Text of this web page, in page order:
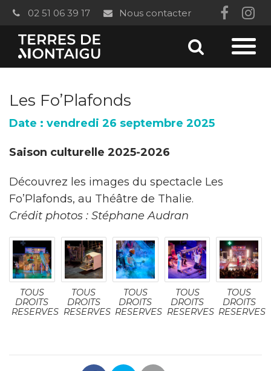
02 51 06 39 17 Nous contacter
Lien
vers
Aller
Aller
Les Fo’Plafonds
Date : vendredi 26 septembre 2025
Saison culturelle 2025-2026
Découvrez les images du spectacle Les
Fo’Plafonds, au Théâtre de Thalie.
Crédit photos : Stéphane Audran
TOUS
DROITS
RESERVES
TOUS
DROITS
RESERVES
TOUS
DROITS
RESERVES
TOUS
DROITS
RESERVES
TOUS
DROITS
RESERVES